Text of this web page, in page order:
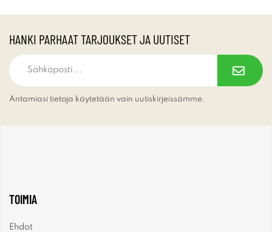
HANKI PARHAAT TARJOUKSET JA UUTISET
Antamiasi tietoja käytetään vain uutiskirjeissämme.
TOIMIA
Ehdot